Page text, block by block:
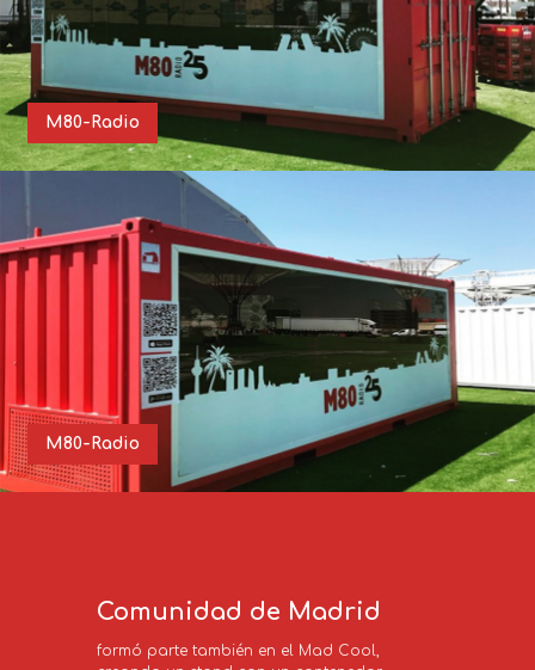
M80-Radio
M80-Radio
Comunidad de Madrid
formó parte también en el Mad Cool,